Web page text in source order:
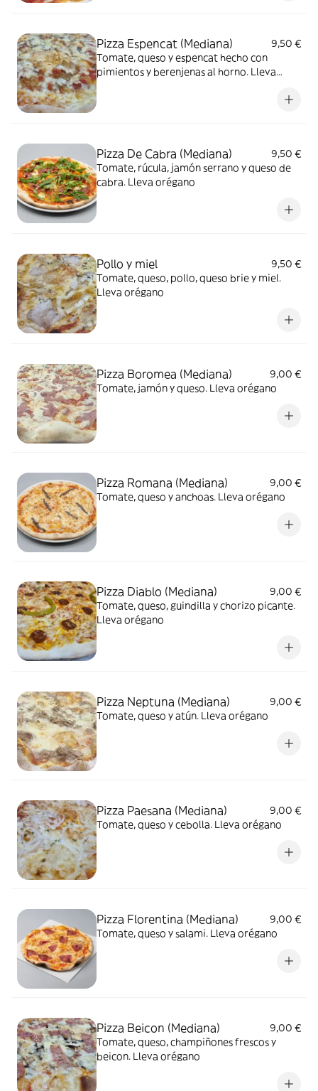
Pizza Espencat (Mediana)
9,50 €
Tomate, queso y espencat hecho con
pimientos y berenjenas al horno. Lleva
Pizza De Cabra (Mediana)
9,50 €
Tomate, rúcula, jamón serrano y queso de
cabra. Lleva orégano
Pollo y miel
9,50 €
Tomate, queso, pollo, queso brie y miel.
Lleva orégano
Pizza Boromea (Mediana)
9,00 €
Tomate, jamón y queso. Lleva orégano
Pizza Romana (Mediana)
9,00 €
Tomate, queso y anchoas. Lleva orégano
Pizza Diablo (Mediana)
9,00 €
Tomate, queso, guindilla y chorizo picante.
Lleva orégano
Pizza Neptuna (Mediana)
9,00 €
Tomate, queso y atún. Lleva orégano
Pizza Paesana (Mediana)
9,00 €
Tomate, queso y cebolla. Lleva orégano
Pizza Florentina (Mediana)
9,00 €
Tomate, queso y salami. Lleva orégano
Pizza Beicon (Mediana)
9,00 €
Tomate, queso, champiñones frescos y
beicon. Lleva orégano